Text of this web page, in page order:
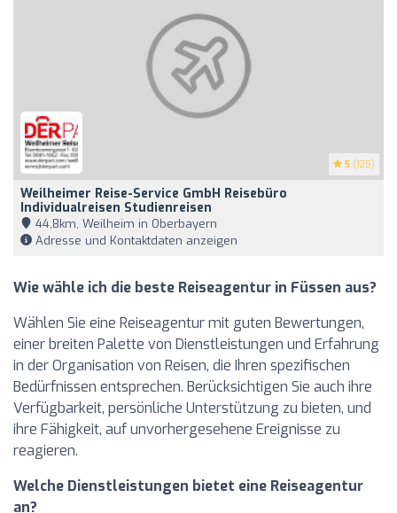
5 (125)
Weilheimer Reise-Service GmbH Reisebüro
Individualreisen Studienreisen
44,8km, Weilheim in Oberbayern
Adresse und Kontaktdaten anzeigen
Wie wähle ich die beste Reiseagentur in Füssen aus?
Wählen Sie eine Reiseagentur mit guten Bewertungen,
einer breiten Palette von Dienstleistungen und Erfahrung
in der Organisation von Reisen, die Ihren spezifischen
Bedürfnissen entsprechen. Berücksichtigen Sie auch ihre
Verfügbarkeit, persönliche Unterstützung zu bieten, und
ihre Fähigkeit, auf unvorhergesehene Ereignisse zu
reagieren.
Welche Dienstleistungen bietet eine Reiseagentur
an?